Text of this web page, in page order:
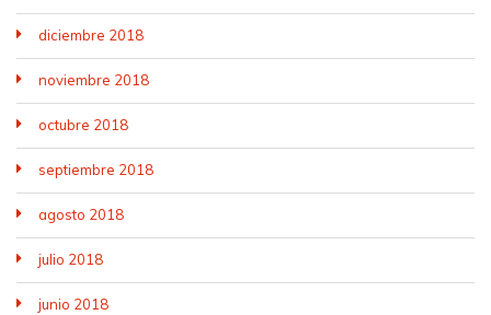
diciembre 2018
noviembre 2018
octubre 2018
septiembre 2018
agosto 2018
julio 2018
junio 2018